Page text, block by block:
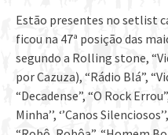
Estão presentes no setlist
ficou na 47ª posição das
segundo a Rolling stone,
por Cazuza), “Rádio Blá”,
“Decadense”, “O Rock
Minha’’, ‘’Canos